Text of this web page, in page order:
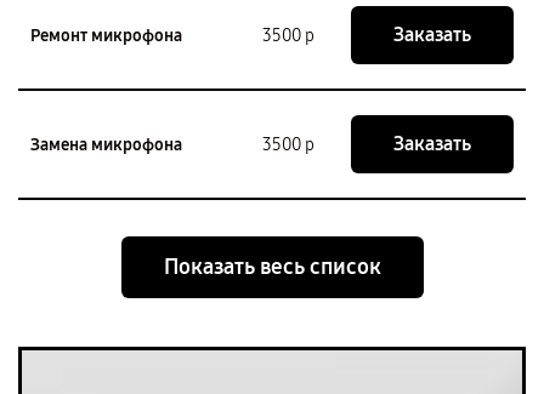
Ремонт микрофона 3500 р Заказать
Замена микрофона 3500 р Заказать
Показать весь список